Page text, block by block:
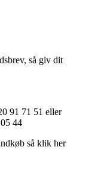
så giv dit
91 71 51 eller
44
så klik her